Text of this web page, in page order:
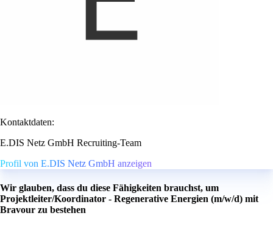
Kontaktdaten:
E.DIS Netz GmbH Recruiting-Team
Profil von E.DIS Netz GmbH anzeigen
Wir glauben, dass du diese Fähigkeiten brauchst, um
Projektleiter/Koordinator - Regenerative Energien (m/w/d) mit
Bravour zu bestehen